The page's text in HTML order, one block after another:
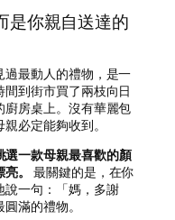
是你親自送達的
最動人的禮物，是一
到街市買了兩枝向日
房桌上。沒有華麗包
必定能夠收到。
選一款母親最喜歡的顏
。
最關鍵的是，在你
說一句：「媽，多謝
滿的禮物。